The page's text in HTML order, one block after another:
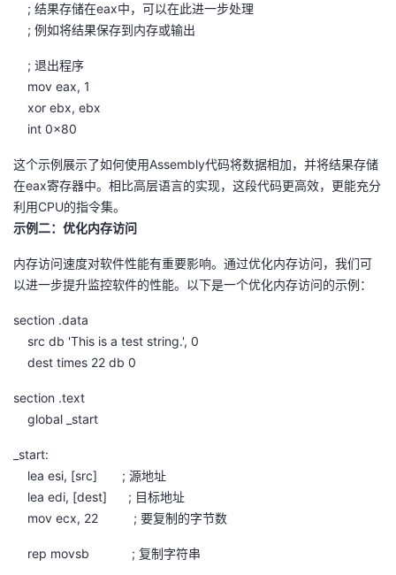
我
的
课
我
的
证
我
实
验
的
收
藏
的
技
持
我
的
建
议
; 结果存储在eax中，可以在此进一步处理
; 例如将结果保存到内存或输出
; 退出程序
mov eax, 1
xor ebx, ebx
int 0x80
这个示例展示了如何使用Assembly代码将数据相加，并将结果存储
在eax寄存器中。相比高层语言的实现，这段代码更高效，更能充分
利用CPU的指令集。
示例二：优化内存访问
内存访问速度对软件性能有重要影响。通过优化内存访问，我们可
以进一步提升监控软件的性能。以下是一个优化内存访问的示例：
section .data
src db 'This is a test string.', 0
dest times 22 db 0
section .text
global _start
_start:
lea esi, [src] ; 源地址
lea edi, [dest] ; 目标地址
mov ecx, 22 ; 要复制的字节数
rep movsb ; 复制字符串